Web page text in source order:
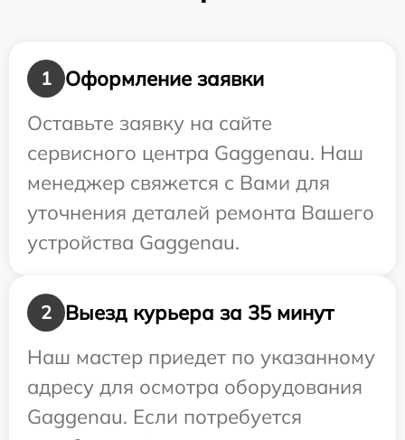
1
Оформление заявки
Оставьте заявку на сайте
сервисного центра Gaggenau. Наш
менеджер свяжется с Вами для
уточнения деталей ремонта Вашего
устройства Gaggenau.
2
Выезд курьера за 35 минут
Наш мастер приедет по указанному
адресу для осмотра оборудования
Gaggenau. Если потребуется